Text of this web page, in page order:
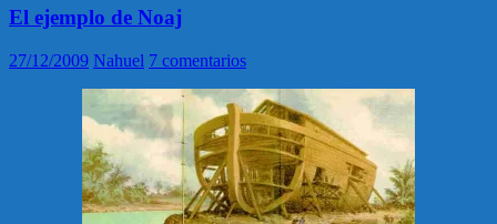
El ejemplo de Noaj
27/12/2009 Nahuel 7 comentarios